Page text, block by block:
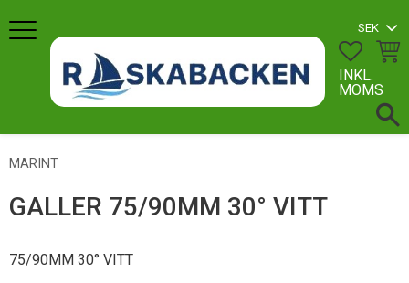
Meny
INKL.
MOMS
MARINT
GALLER 75/90MM 30° VITT
75/90MM 30° VITT